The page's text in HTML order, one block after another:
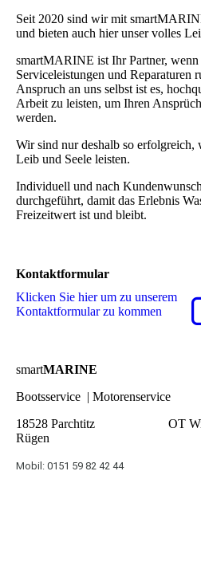
Seit 2020 sind wir mit
und bieten auch hier unser volles
smartMARINE ist Ihr Partner, wenn
Serviceleistungen und Reparaturen
Anspruch an uns selbst ist es,
Arbeit zu leisten, um Ihren
werden.
Wir sind nur deshalb so
Leib und Seele leisten.
Individuell und nach
durchgeführt, damit das Erlebnis
Freizeitwert ist und bleibt.
Kontaktformular
Klicken Sie hier um zu unserem
Kon­takt­for­mu­lar zu kommen
smartMARINE
Bootsservice | Motorenservice
18528 Parchtitz
Rügen
Mobil: 0151 59 82 42 44